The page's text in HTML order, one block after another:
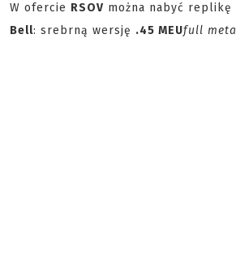
W ofercie RSOV można nabyć
Bell: srebrną wersję .45 MEUfull